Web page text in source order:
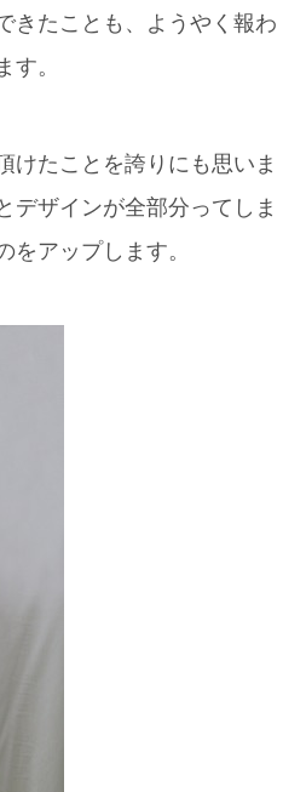
きたことも、ようやく報わ
す。
けたことを誇りにも思いま
デザインが全部分ってしま
をアップします。